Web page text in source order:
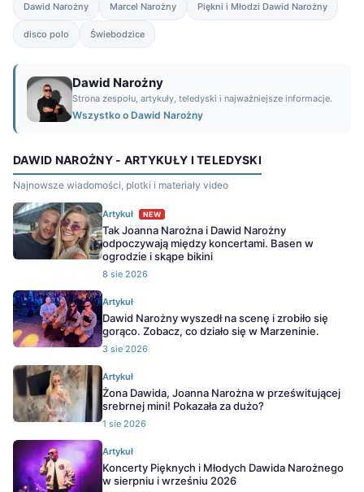
Dawid Narożny Marcel Narożny Piękni i Młodzi Dawid Narożny
disco polo Świebodzice
Dawid Narożny
Strona zespołu, artykuły, teledyski i najważniejsze informacje.
Wszystko o Dawid Narożny
DAWID NAROŻNY - ARTYKUŁY I TELEDYSKI
Najnowsze wiadomości, plotki i materiały video
Artykuł NEW
Tak Joanna Narożna i Dawid Narożny
odpoczywają między koncertami. Basen w
ogrodzie i skąpe bikini
8 sie 2026
Artykuł
Dawid Narożny wyszedł na scenę i zrobiło się
gorąco. Zobacz, co działo się w Marzeninie.
3 sie 2026
Artykuł
Żona Dawida, Joanna Narożna w prześwitującej
srebrnej mini! Pokazała za dużo?
1 sie 2026
Artykuł
Koncerty Pięknych i Młodych Dawida Narożnego
w sierpniu i wrześniu 2026